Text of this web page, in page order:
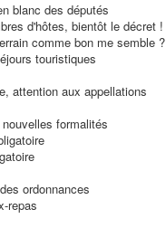
blanc des députés
d'hôtes, bientôt le décret !
comme bon me semble ?
touristiques
attention aux appellations
formalités
ordonnances
repas